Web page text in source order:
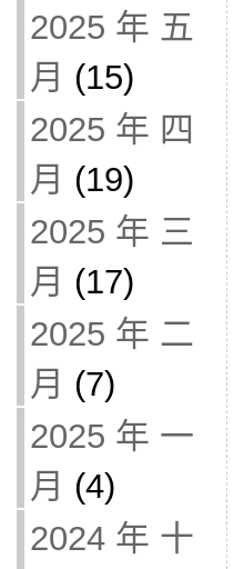
2025 年 五
月 (15)
2025 年 四
月 (19)
2025 年 三
月 (17)
2025 年 二
月 (7)
2025 年 一
月 (4)
2024 年 十